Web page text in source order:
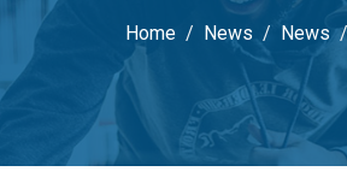
Home News News